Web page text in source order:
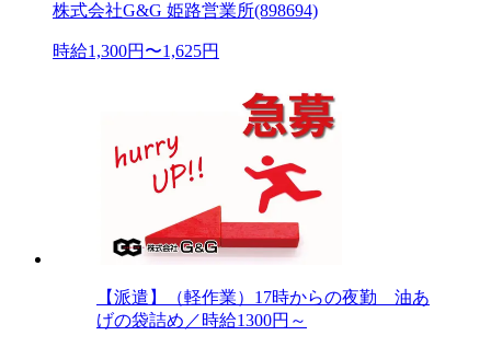
株式会社G&G 姫路営業所(898694)
時給1,300円〜1,625円
【派遣】（軽作業）17時からの夜勤 油あ
げの袋詰め／時給1300円～